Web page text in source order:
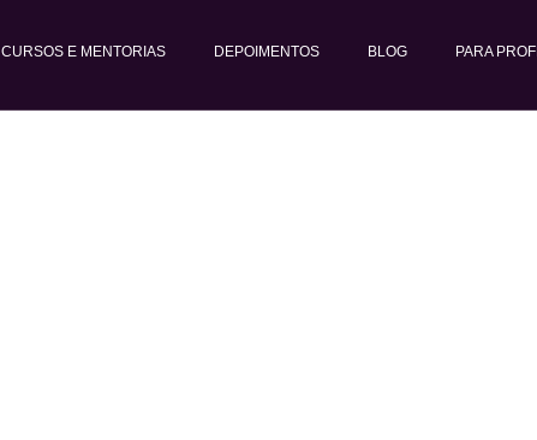
CURSOS E MENTORIAS DEPOIMENTOS BLOG PARA